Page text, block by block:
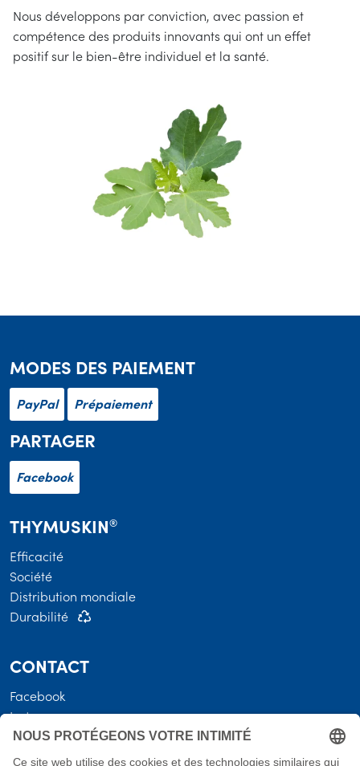
Nous développons par conviction, avec passion et
compétence des produits innovants qui ont un effet
positif sur le bien-être individuel et la santé.
MODES DES PAIEMENT
PayPal Prépaiement
PARTAGER
Facebook
THYMUSKIN®
Efficacité
Société
Distribution mondiale
Durabilité
CONTACT
Facebook
Instagram